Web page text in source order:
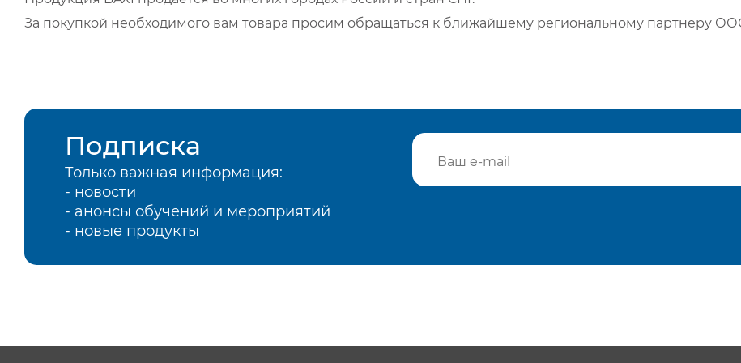
За покупкой необходимого вам товара просим обращаться к ближайшему региональному партнеру
Подписка
Только важная информация:
- новости
- анонсы обучений и мероприятий
- новые продукты